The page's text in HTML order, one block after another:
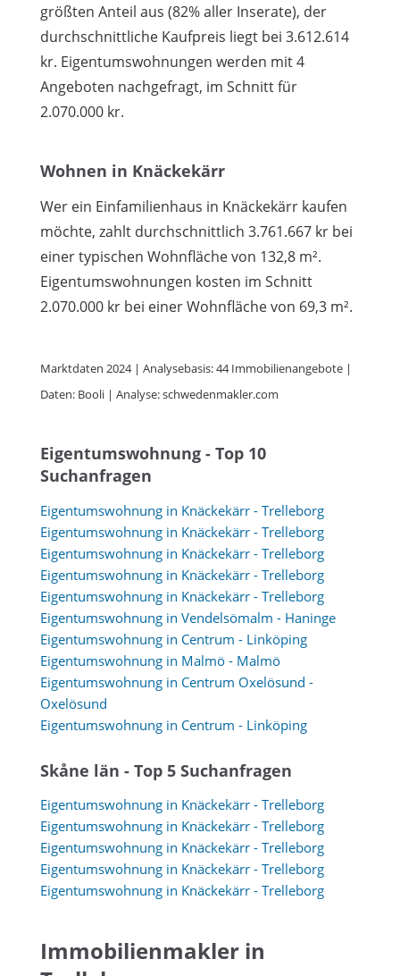
größten Anteil aus (82% aller Inserate), der
durchschnittliche Kaufpreis liegt bei 3.612.614
kr. Eigentumswohnungen werden mit 4
Angeboten nachgefragt, im Schnitt für
2.070.000 kr.
Wohnen in Knäckekärr
Wer ein Einfamilienhaus in Knäckekärr kaufen
möchte, zahlt durchschnittlich 3.761.667 kr bei
einer typischen Wohnfläche von 132,8 m².
Eigentumswohnungen kosten im Schnitt
2.070.000 kr bei einer Wohnfläche von 69,3 m².
Marktdaten 2024 | Analysebasis: 44 Immobilienangebote |
Daten: Booli | Analyse: schwedenmakler.com
Eigentumswohnung - Top 10
Suchanfragen
Eigentumswohnung in Knäckekärr - Trelleborg
Eigentumswohnung in Knäckekärr - Trelleborg
Eigentumswohnung in Knäckekärr - Trelleborg
Eigentumswohnung in Knäckekärr - Trelleborg
Eigentumswohnung in Knäckekärr - Trelleborg
Eigentumswohnung in Vendelsömalm - Haninge
Eigentumswohnung in Centrum - Linköping
Eigentumswohnung in Malmö - Malmö
Eigentumswohnung in Centrum Oxelösund -
Oxelösund
Eigentumswohnung in Centrum - Linköping
Skåne län - Top 5 Suchanfragen
Eigentumswohnung in Knäckekärr - Trelleborg
Eigentumswohnung in Knäckekärr - Trelleborg
Eigentumswohnung in Knäckekärr - Trelleborg
Eigentumswohnung in Knäckekärr - Trelleborg
Eigentumswohnung in Knäckekärr - Trelleborg
Immobilienmakler in